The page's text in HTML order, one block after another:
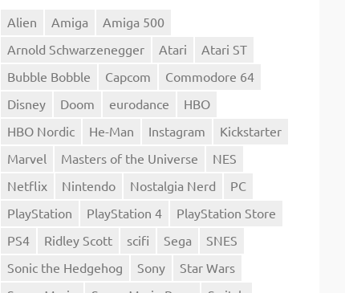
Alien Amiga
Amiga 500
Arnold Schwarzenegger
Atari
Atari ST
Bubble Bobble
Capcom
Commodore 64
Disney
Doom eurodance
HBO
HBO Nordic
He-Man Instagram
Kickstarter
Marvel
Masters of the Universe
NES
Netflix
Nintendo Nostalgia Nerd
PC
PlayStation
PlayStation 4
PlayStation Store
PS4
Ridley Scott scifi Sega
SNES
Sonic the Hedgehog
Sony
Star Wars